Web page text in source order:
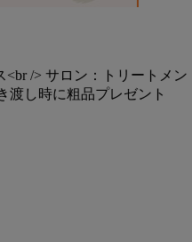
/> サロン：トリートメン
渡し時に粗品プレゼント